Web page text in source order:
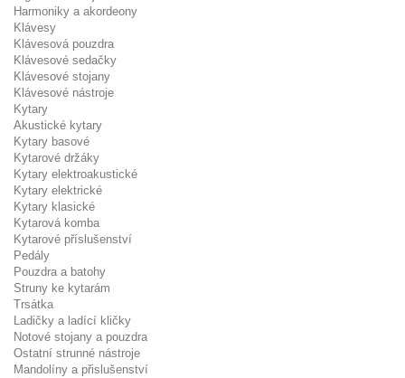
Harmoniky a akordeony
Klávesy
Klávesová pouzdra
Klávesové sedačky
Klávesové stojany
Klávesové nástroje
Kytary
Akustické kytary
Kytary basové
Kytarové držáky
Kytary elektroakustické
Kytary elektrické
Kytary klasické
Kytarová komba
Kytarové příslušenství
Pedály
Pouzdra a batohy
Struny ke kytarám
Trsátka
Ladičky a ladící kličky
Notové stojany a pouzdra
Ostatní strunné nástroje
Mandolíny a přislušenství